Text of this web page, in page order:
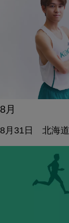
8月
8月31日 北海